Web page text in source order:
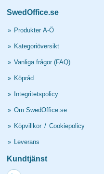
SwedOffice.se
» Produkter A-Ö
» Kategoriöversikt
» Vanliga frågor (FAQ)
» Köpråd
» Integritetspolicy
» Om SwedOffice.se
» Köpvillkor / Cookiepolicy
» Leverans
Kundtjänst